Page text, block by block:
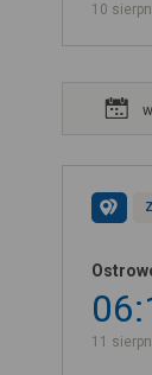
10
11